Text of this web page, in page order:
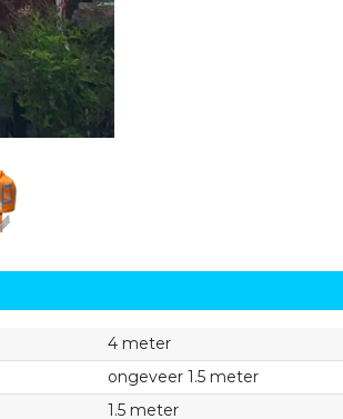
4 meter
ongeveer 1.5 meter
1.5 meter